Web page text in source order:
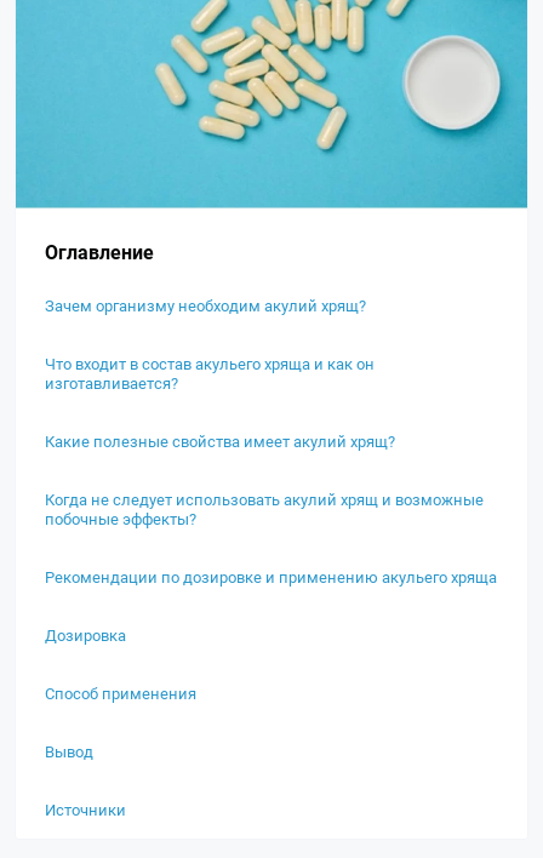
Оглавление
Зачем организму необходим акулий хрящ?
Что входит в состав акульего хряща и как он
изготавливается?
Какие полезные свойства имеет акулий хрящ?
Когда не следует использовать акулий хрящ и возможные
побочные эффекты?
Рекомендации по дозировке и применению акульего хряща
Дозировка
Способ применения
Вывод
Источники